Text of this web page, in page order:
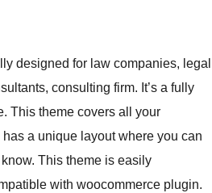
designed for law companies, legal
consulting firm. It’s a fully
This theme covers all your
a unique layout where you can
This theme is easily
with woocommerce plugin.